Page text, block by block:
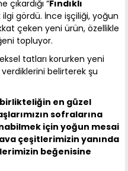
çıkardığı “Fındıklı
ilgi gördü. İnce işçiliği, yoğun
çeken yeni ürün, özellikle
topluyor.
tatları korurken yeni
belirterek şu
en güzel
sofralarına
için yoğun mesai
çeşitlerimizin yanında
beğenisine